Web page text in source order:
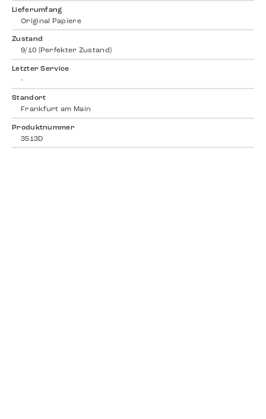
Lieferumfang
Original Papiere
Zustand
9/10 (Perfekter Zustand)
Letzter Service
-
Standort
Frankfurt am Main
Produktnummer
3513D